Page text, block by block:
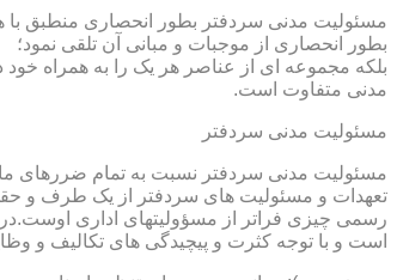
مسئولیت مدنی سردفتر بطور انحصاری منطبق با
بطور انحصاری از موجبات و مبانی آن تلقی نمود؛
بلکه مجموعه ای از عناصر هر یک را به همراه
مدنی متفاوت است.
مسئولیت مدنی سردفتر
مسئولیت مدنی سردفتر نسبت به تمام ضررهای
تعهدات و مسئولیت های سردفتر از یک طرف و
رسمی چیزی فراتر از مسؤولیتهای اداری
است و با توجه کثرت و پیچیدگی های تکالیف و